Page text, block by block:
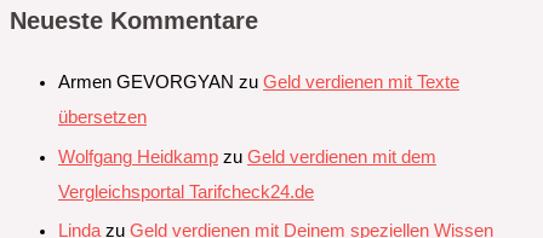
Neueste Kommentare
Armen GEVORGYAN zu Geld verdienen mit Texte
übersetzen
Wolfgang Heidkamp zu Geld verdienen mit dem
Vergleichsportal Tarifcheck24.de
Lindazu Geld verdienen mit Deinem speziellen Wissen